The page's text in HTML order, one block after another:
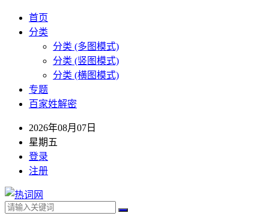
首页
分类
分类 (多图模式)
分类 (竖图模式)
分类 (横图模式)
专题
百家姓解密
2026年08月07日
星期五
登录
注册